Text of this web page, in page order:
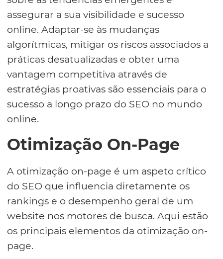
assegurar a sua visibilidade e sucesso
online. Adaptar-se às mudanças
algorítmicas, mitigar os riscos associados a
práticas desatualizadas e obter uma
vantagem competitiva através de
estratégias proativas são essenciais para o
sucesso a longo prazo do SEO no mundo
online.
Otimização On-Page
A otimização on-page é um aspeto crítico
do SEO que influencia diretamente os
rankings e o desempenho geral de um
website nos motores de busca. Aqui estão
os principais elementos da otimização on-
page.